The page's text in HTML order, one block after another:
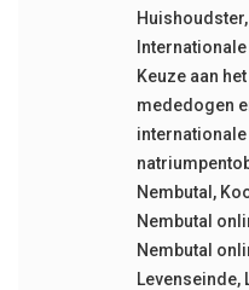
Huishoudster,
Keuze aan
mededogen
Nembutal ,
Nembutal
Nembutal
Levenseinde,